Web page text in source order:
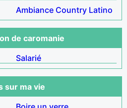
Ambiance Country Latino
de caromanie
Salarié
sur ma vie